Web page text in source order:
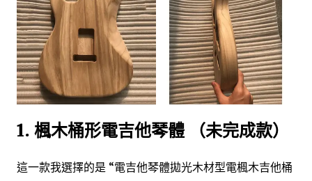
1. 楓木桶形電吉他琴體 （未完成款）
這一款我選擇的是 “電吉他琴體拋光木材型電楓木吉他桶